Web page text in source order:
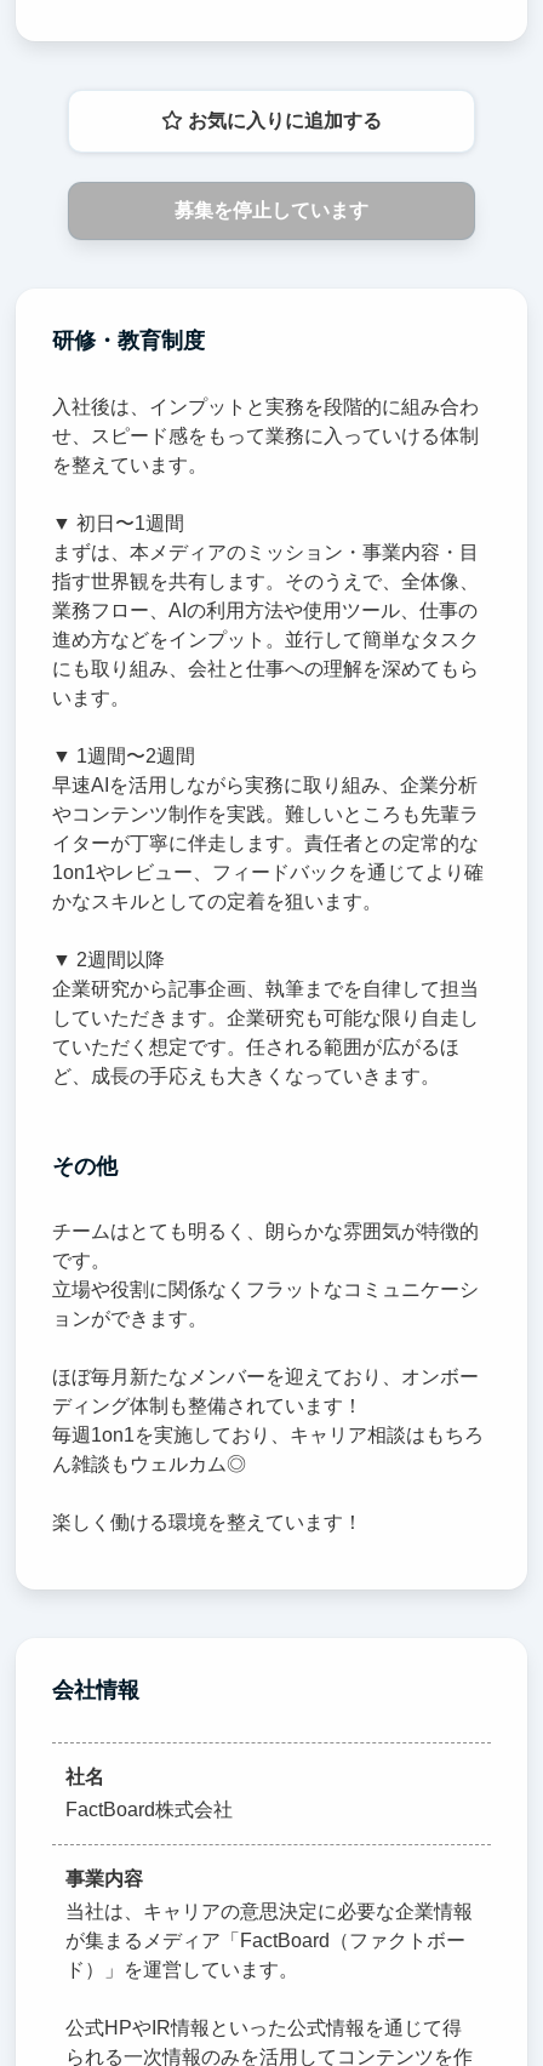
お気に入りに追加する
募集を停止しています
研修・教育制度
入社後は、インプットと実務を段階的に組み合わ
せ、スピード感をもって業務に入っていける体制
を整えています。
▼ 初日〜1週間
まずは、本メディアのミッション・事業内容・目
指す世界観を共有します。そのうえで、全体像、
業務フロー、AIの利用方法や使用ツール、仕事の
進め方などをインプット。並行して簡単なタスク
にも取り組み、会社と仕事への理解を深めてもら
います。
▼ 1週間〜2週間
早速AIを活用しながら実務に取り組み、企業分析
やコンテンツ制作を実践。難しいところも先輩ラ
イターが丁寧に伴走します。責任者との定常的な
1on1やレビュー、フィードバックを通じてより確
かなスキルとしての定着を狙います。
▼ 2週間以降
企業研究から記事企画、執筆までを自律して担当
していただきます。企業研究も可能な限り自走し
ていただく想定です。任される範囲が広がるほ
ど、成長の手応えも大きくなっていきます。
その他
チームはとても明るく、朗らかな雰囲気が特徴的
です。
立場や役割に関係なくフラットなコミュニケーシ
ョンができます。
ほぼ毎月新たなメンバーを迎えており、オンボー
ディング体制も整備されています！
毎週1on1を実施しており、キャリア相談はもちろ
ん雑談もウェルカム◎
楽しく働ける環境を整えています！
会社情報
社名
FactBoard株式会社
事業内容
当社は、キャリアの意思決定に必要な企業情報
が集まるメディア「FactBoard（ファクトボー
ド）」を運営しています。
公式HPやIR情報といった公式情報を通じて得
られる一次情報のみを活用してコンテンツを作